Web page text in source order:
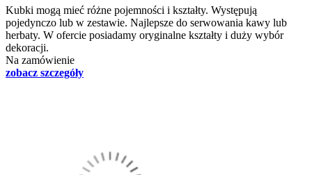
Kubki mogą mieć różne pojemności i kształty. Występują
pojedynczo lub w zestawie. Najlepsze do serwowania kawy lub
herbaty. W ofercie posiadamy oryginalne kształty i duży wybór
dekoracji.
Na zamówienie
zobacz szczegóły